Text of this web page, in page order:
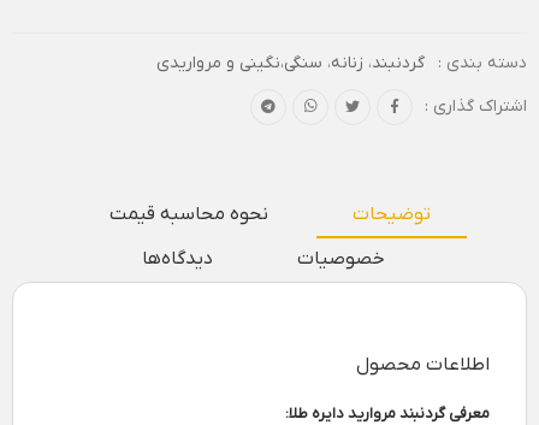
دسته بندی : گردنبند، زنانه، سنگی،نگینی و مرواریدی
اشتراک گذاری :
توضیحات
نحوه محاسبه قیمت
خصوصیات
دیدگاه‌ها
اطلاعات محصول
معرفی گردنبند مروارید دایره طلا: